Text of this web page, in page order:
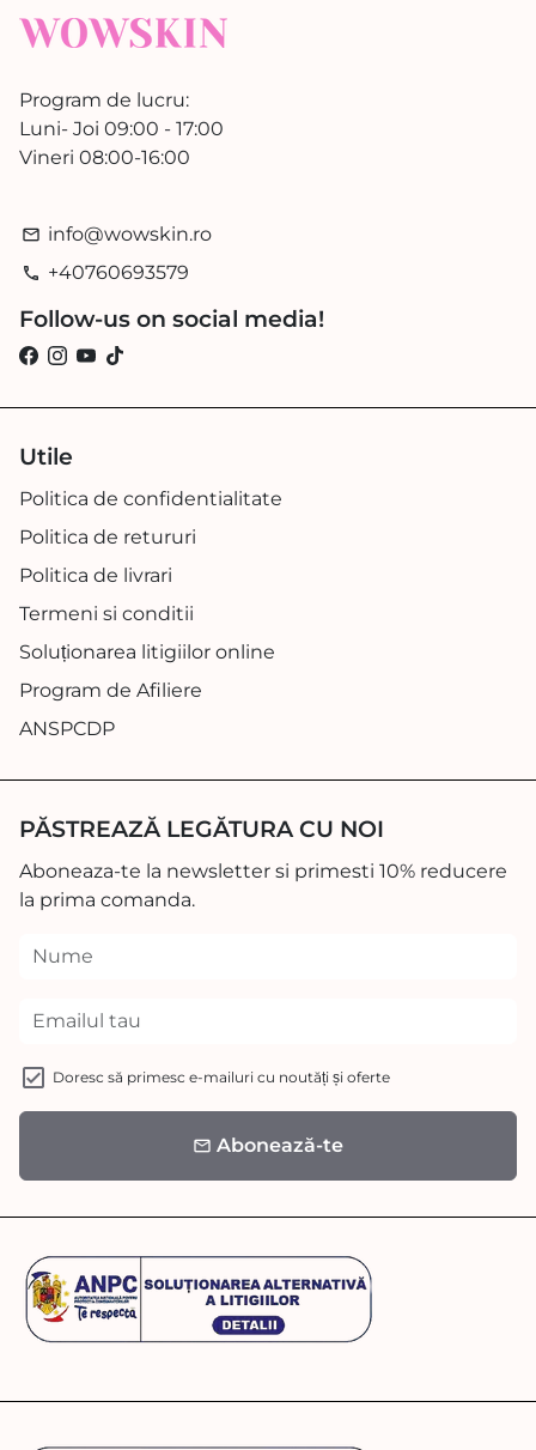
Program de lucru:
Luni- Joi 09:00 - 17:00
Vineri 08:00-16:00
email info@wowskin.ro
phone +40760693579
Follow-us on social media!
Utile
Politica de confidentialitate
Politica de retururi
Politica de livrari
Termeni si conditii
Soluționarea litigiilor online
Program de Afiliere
ANSPCDP
PĂSTREAZĂ LEGĂTURA CU NOI
Aboneaza-te la newsletter si primesti 10% reducere
la prima comanda.
Doresc să primesc e-mailuri cu noutăți și oferte
email Abonează-te